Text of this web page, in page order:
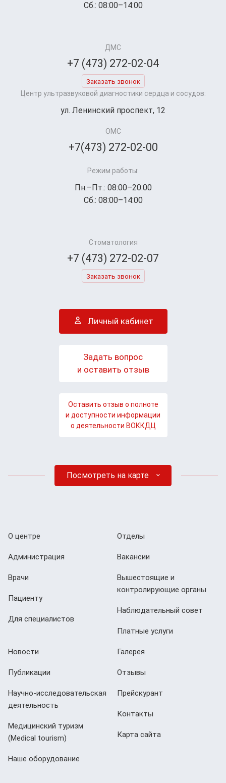
Сб.: 08:00–14:00
ДМС
+7 (473) 272-02-04
Заказать звонок
Центр ультразвуковой диагностики сердца и сосудов:
ул. Ленинский проспект, 12
ОМС
+7(473) 272-02-00
Режим работы:
Пн.–Пт.: 08:00–20:00
Сб.: 08:00–14:00
Стоматология
+7 (473) 272-02-07
Заказать звонок
Личный кабинет
Задать вопрос
и оставить отзыв
Оставить отзыв о полноте
и доступности информации
о деятельности ВОККДЦ
Посмотреть на карте
О центре
Администрация
Врачи
Пациенту
Для специалистов
Отделы
Вакансии
Вышестоящие и
контролирующие органы
Наблюдательный совет
Платные услуги
Новости
Публикации
Научно-исследовательская
деятельность
Медицинский туризм
(Мedical tourism)
Наше оборудование
Галерея
Отзывы
Прейскурант
Контакты
Карта сайта